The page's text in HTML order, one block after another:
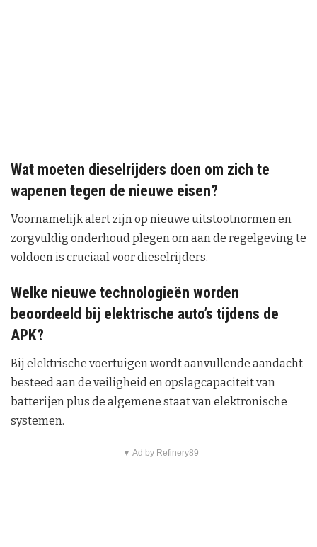
Wat moeten dieselrijders doen om zich te
wapenen tegen de nieuwe eisen?
Voornamelijk alert zijn op nieuwe uitstootnormen en
zorgvuldig onderhoud plegen om aan de regelgeving te
voldoen is cruciaal voor dieselrijders.
Welke nieuwe technologieën worden
beoordeeld bij elektrische auto’s tijdens de
APK?
Bij elektrische voertuigen wordt aanvullende aandacht
besteed aan de veiligheid en opslagcapaciteit van
batterijen plus de algemene staat van elektronische
systemen.
▼ Ad by Refinery89